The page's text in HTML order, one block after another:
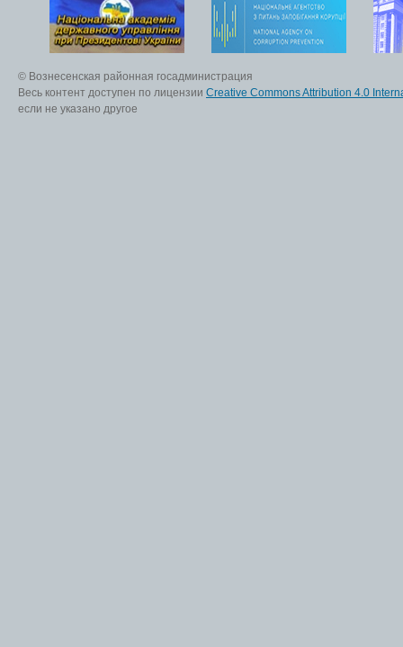
© Вознесенская районная госадминистрация
Весь контент доступен по лицензии Creative Commons Attribution 4.0
если не указано другое